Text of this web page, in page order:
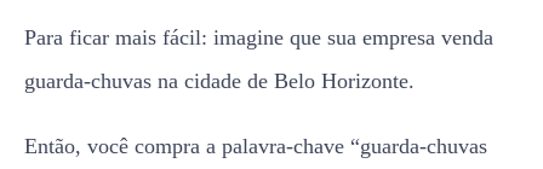
em Belo Horizonte” e, quando alguém fizer essa
pesquisa, um link para a sua página aparecerá nos
resultados.